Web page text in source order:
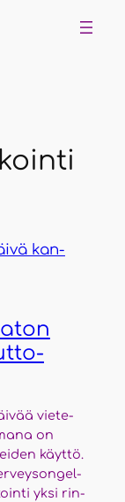
vie­te­
on
käyt­tö.
yksi rin­